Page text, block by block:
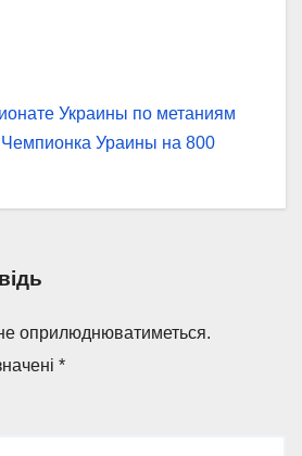
Украины по метаниям
Ураины на 800
оприлюднюватиметься.
*